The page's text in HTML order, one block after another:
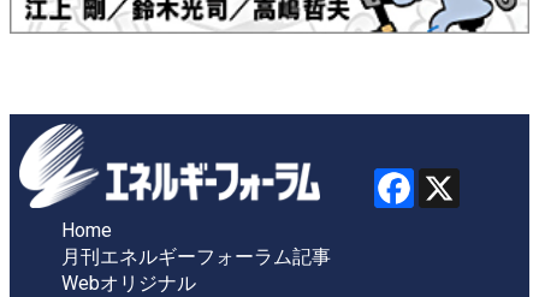
Home
月刊エネルギーフォーラム記事
Webオリジナル